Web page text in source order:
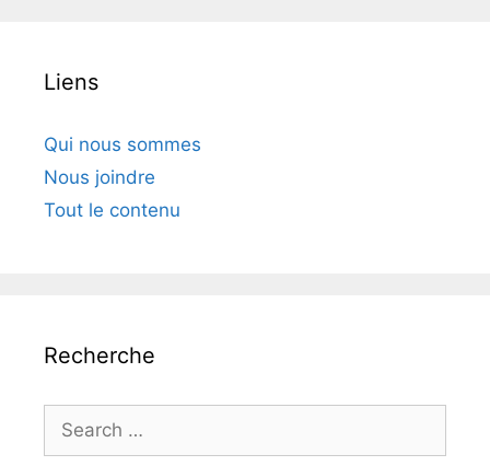
Liens
Qui nous sommes
Nous joindre
Tout le contenu
Recherche
for: